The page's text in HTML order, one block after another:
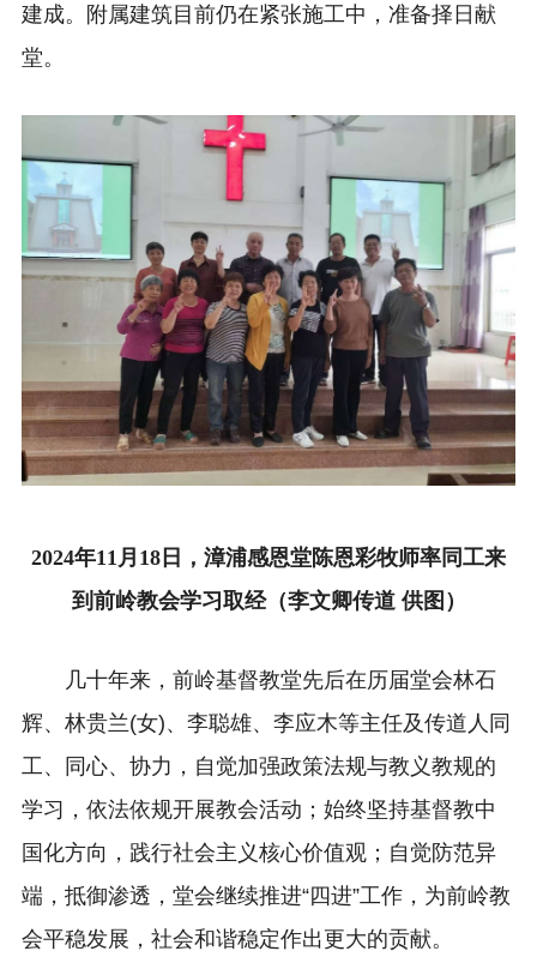
建成。附属建筑目前仍在紧张施工中，准备择日献
堂。
2024年11月18日，漳浦感恩堂陈恩彩牧师率同工来
到前岭教会学习取经（李文卿传道 供图）
几十年来，前岭基督教堂先后在历届堂会林石
辉、林贵兰(女)、李聪雄、李应木等主任及传道人同
工、同心、协力，自觉加强政策法规与教义教规的
学习，依法依规开展教会活动；始终坚持基督教中
国化方向，践行社会主义核心价值观；自觉防范异
端，抵御渗透，堂会继续推进“四进”工作，为前岭教
会平稳发展，社会和谐稳定作出更大的贡献。